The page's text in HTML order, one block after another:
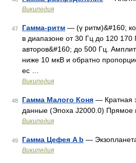
Википедия
47 Гамма-ритм — (γ ритм)&#160;
в диапазоне от 30 Гц до 120
авторов&#160; до 500 Гц.
ниже 10 мкВ и обратно
ес …
Википедия
48 Гамма Малого Коня — Кратная
данные (Эпоха J2000.0) Прямое
Википедия
49 Гамма Цефея A b —
Википедия